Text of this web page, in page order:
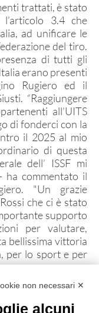
trattati, è stato
3.4 che
ad unificare le
del tiro.
di tutti gli
erano presenti
Rugiero ed il
“Raggiungere
all’UITS
di fonderci con la
il 2025 al mio
di questa
dell’ ISSF mi
ha commentato il
"Un grazie
che ci è stato
supporto
per valutare,
bellissima vittoria
per lo sport e per
dalla ISSF
a favore e 85
non necessari ✕
alcuni